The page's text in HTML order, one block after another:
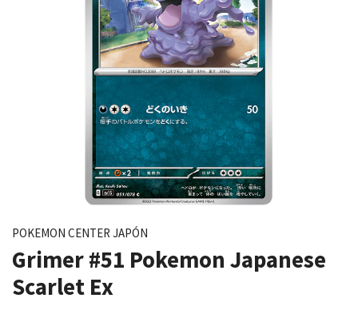
POKEMON CENTER JAPÓN
Grimer #51 Pokemon Japanese
Scarlet Ex